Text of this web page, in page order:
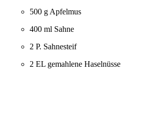
500 g Apfelmus
400 ml Sahne
2 P. Sahnesteif
2 EL gemahlene Haselnüsse